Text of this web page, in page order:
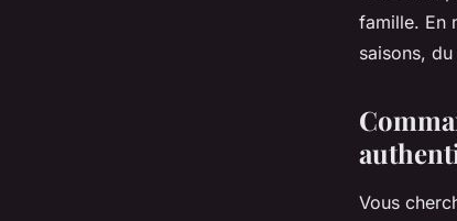
famille. En
saisons,
Vous